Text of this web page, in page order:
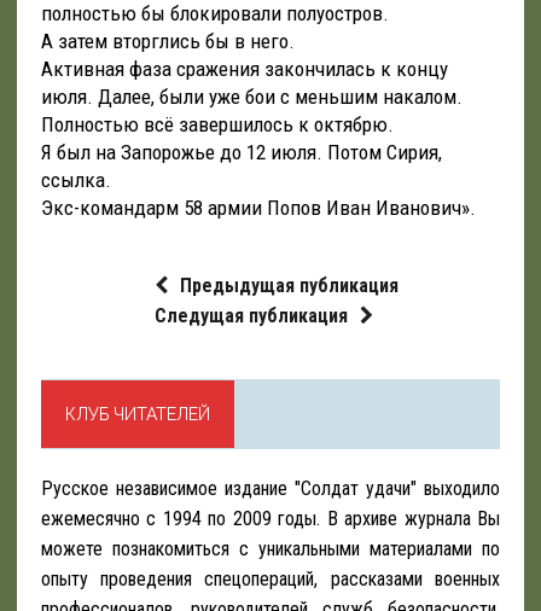
полностью бы блокировали полуостров.
А затем вторглись бы в него.
Активная фаза сражения закончилась к концу
июля. Далее, были уже бои с меньшим накалом.
Полностью всё завершилось к октябрю.
Я был на Запорожье до 12 июля. Потом Сирия,
ссылка.
Экс-командарм 58 армии Попов Иван Иванович».
Предыдущая публикация
Следущая публикация
КЛУБ ЧИТАТЕЛЕЙ
Русское независимое издание "Солдат удачи" выходило
ежемесячно с 1994 по 2009 годы. В архиве журнала Вы
можете познакомиться с уникальными материалами по
опыту проведения спецопераций, рассказами военных